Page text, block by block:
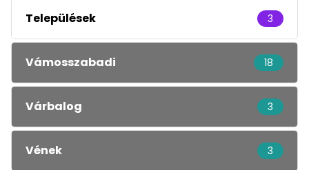
Települések 3
Vámosszabadi 18
Várbalog 3
Vének 3